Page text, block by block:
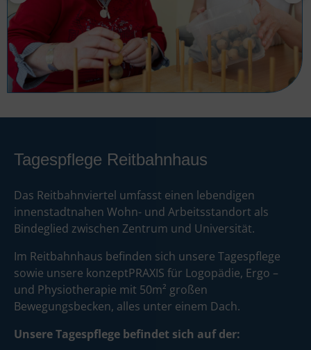
Tagespflege Reitbahnhaus
Das Reitbahnviertel umfasst einen lebendigen
innenstadtnahen Wohn- und Arbeitsstandort als
Bindeglied zwischen Zentrum und Universität.
Im Reitbahnhaus befinden sich unsere Tagespflege
sowie unsere konzeptPRAXIS für Logopädie, Ergo –
und Physiotherapie mit 50m² großen
Bewegungsbecken, alles unter einem Dach.
Unsere Tagespflege befindet sich auf der: